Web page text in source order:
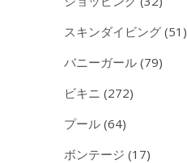
スキンダイビング (51)
バニーガール (79)
ビキニ (272)
プール (64)
ボンテージ (17)